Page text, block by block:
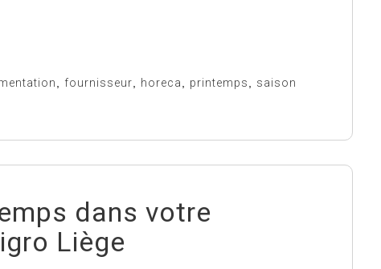
fournisseur horeca printemps saison
dans votre
Liège